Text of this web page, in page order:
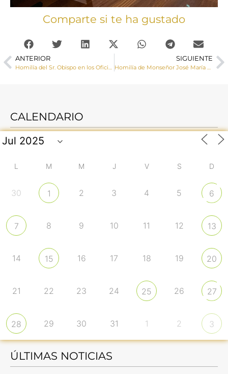
Comparte si te ha gustado
ANTERIOR SIGUIENTE
CALENDARIO
L M M J V S D
30 1 2 3 4 5 6
7 8 9 10 11 12 13
14 15 16 17 18 19 20
21 22 23 24 25 26 27
28 29 30 31 1 2 3
ÚLTIMAS NOTICIAS